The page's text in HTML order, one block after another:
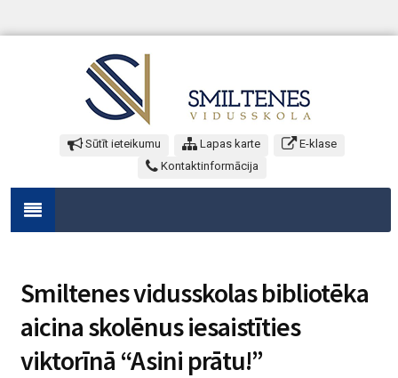
Sūtīt ieteikumu Lapas karte
E-klase
Kontaktinformācija
Smiltenes vidusskolas bibliotēka
aicina skolēnus iesaistīties
viktorīnā “Asini prātu!”